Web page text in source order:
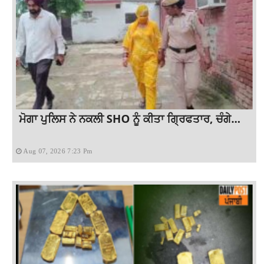
ਮੋਗਾ ਪੁਲਿਸ ਨੇ ਨਕਲੀ SHO ਨੂੰ ਕੀਤਾ ਗ੍ਰਿਫਤਾਰ, ਚੰਗੇ...
Aug 07, 2026 7:23 Pm